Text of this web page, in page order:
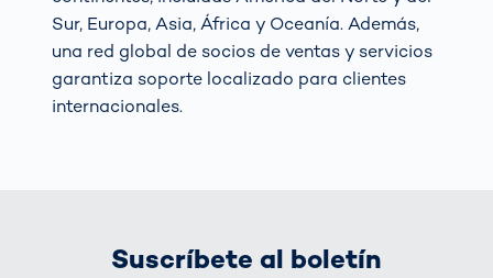
Sur, Europa, Asia, África y Oceanía. Además,
una red global de socios de ventas y servicios
garantiza soporte localizado para clientes
internacionales.
Suscríbete al boletín